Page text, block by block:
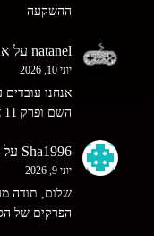
ההשקעה
natanel על
יוני 10, 2026
השם ופרק 11 אחר כך כי הוא פרק של…
Sha1996 על
יוני 9, 2026
שלום, תודה
הפרקים של